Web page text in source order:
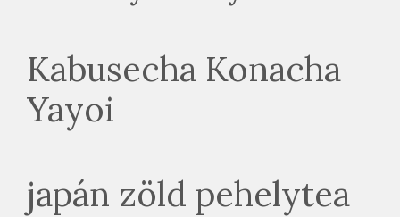
Kabusecha Konacha
Yayoi
japán zöld pehelytea